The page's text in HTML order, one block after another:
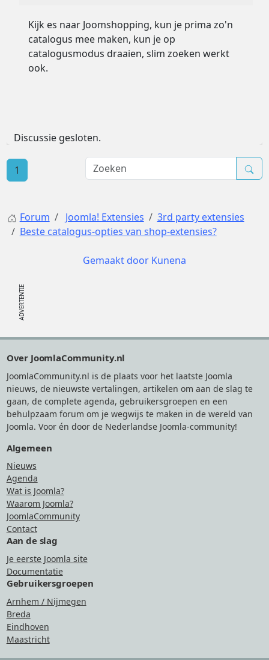
Kijk es naar Joomshopping, kun je prima zo'n
catalogus mee maken, kun je op
catalogusmodus draaien, slim zoeken werkt
ook.
Discussie gesloten.
1
Forum Joomla! Extensies
3rd party extensies
Beste catalogus-opties van shop-extensies?
Gemaakt door Kunena
Over JoomlaCommunity.nl
JoomlaCommunity.nl is de plaats voor het laatste Joomla
nieuws, de nieuwste vertalingen, artikelen om aan de slag te
gaan, de complete agenda, gebruikersgroepen en een
behulpzaam forum om je wegwijs te maken in de wereld van
Joomla. Voor én door de Nederlandse Joomla-community!
Algemeen
Nieuws
Agenda
Wat is Joomla?
Waarom Joomla?
JoomlaCommunity
Contact
Aan de slag
Je eerste Joomla site
Documentatie
Gebruikersgroepen
Arnhem / Nijmegen
Breda
Eindhoven
Maastricht